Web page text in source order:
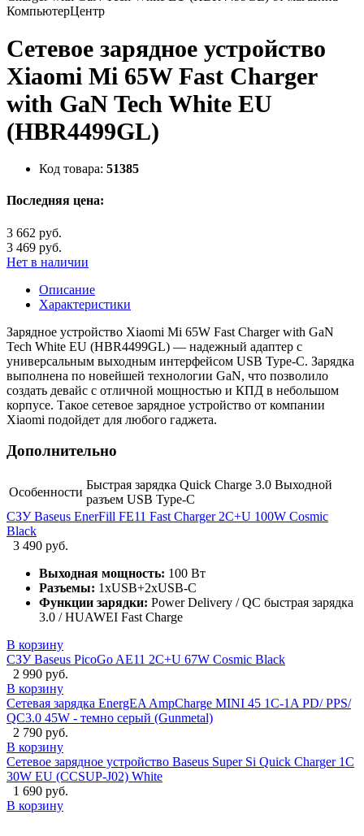
Сетевое зарядное устройство
Xiaomi Mi 65W Fast Charger
with GaN Tech White EU
(HBR4499GL)
Код товара: 51385
Последняя цена:
3 662 руб.
3 469 руб.
Нет в наличии
Описание
Характеристики
Зарядное устройство Xiaomi Mi 65W Fast Charger with GaN
Tech White EU (HBR4499GL) — надежный адаптер с
универсальным выходным интерфейсом USB Type-C. Зарядка
выполнена по новейшей технологии GaN, что позволило
создать девайс с отличной мощностью и КПД в небольшом
корпусе. Такое сетевое зарядное устройство от компании
Xiaomi подойдет для любого гаджета.
Дополнительно
Особенности
Быстрая зарядка Quick Charge 3.0 Выходной
разъем USB Type-C
СЗУ Baseus EnerFill FE11 Fast Charger 2C+U 100W Cosmic
Black
3 490 руб.
Выходная мощность: 100 Вт
Разъемы: 1xUSB+2xUSB-C
Функции зарядки: Power Delivery / QC быстрая зарядка
3.0 / HUAWEI Fast Charge
В корзину
СЗУ Baseus PicoGo AE11 2C+U 67W Cosmic Black
2 990 руб.
В корзину
Сетевая зарядка EnergEA AmpCharge MINI 45 1C-1A PD/ PPS/
QC3.0 45W - темно серый (Gunmetal)
2 790 руб.
В корзину
Сетевое зарядное устройство Baseus Super Si Quick Charger 1C
30W EU (CCSUP-J02) White
1 690 руб.
В корзину